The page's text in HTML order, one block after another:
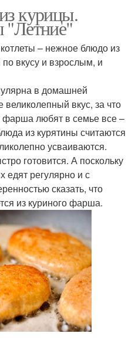
курицы.
"Летние"
– нежное блюдо из
вкусу и взрослым, и
в домашней
вкус, за что
фарша любят в семье все –
из курятины считаются
усваиваются.
готовится. А поскольку
едят регулярно и с
сказать, что
из куриного фарша.